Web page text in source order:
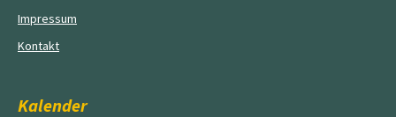
Impressum
Kontakt
Kalender